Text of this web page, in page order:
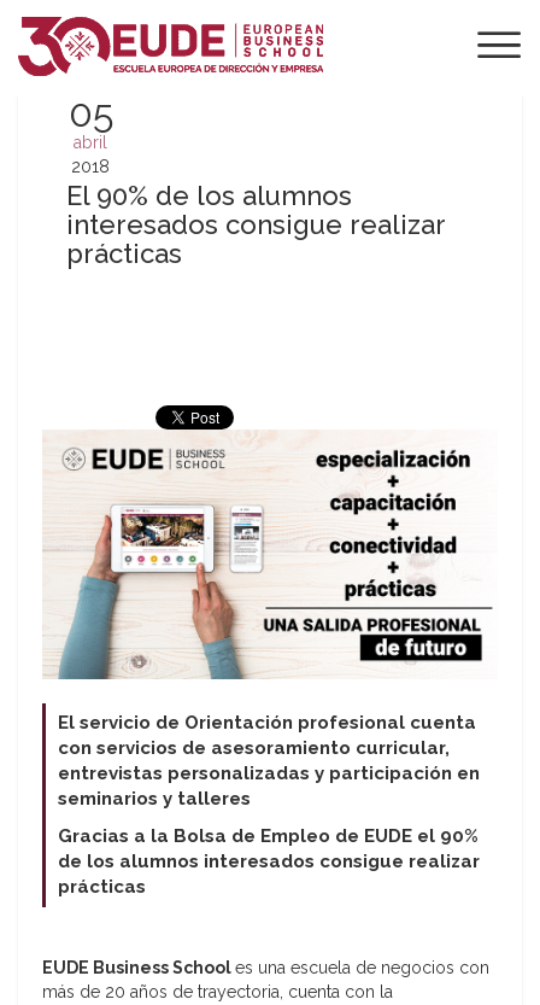
05
abril
2018
El 90% de los alumnos
interesados consigue realizar
prácticas
El servicio de Orientación profesional cuenta
con servicios de asesoramiento curricular,
entrevistas personalizadas y participación en
seminarios y talleres
Gracias a la Bolsa de Empleo de EUDE el 90%
de los alumnos interesados consigue realizar
prácticas
EUDE Business Schooles una escuela de negocios con
más de 20 años de trayectoria, cuenta con la